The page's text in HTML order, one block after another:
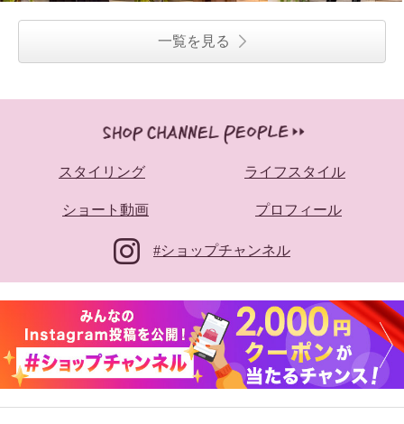
一覧を見る
スタイリング ライフスタイル
ショート動画 プロフィール
#ショップチャンネル